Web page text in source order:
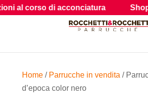
Home/ Parrucche in vendita /
d’epoca color nero
Shop: Hair guarda i